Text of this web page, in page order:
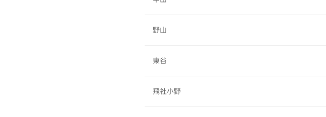
野山
東谷
飛社小野